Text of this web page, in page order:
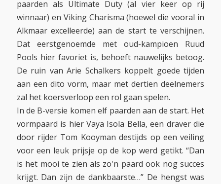
paarden als Ultimate Duty (al vier keer op rij
winnaar) en Viking Charisma (hoewel die vooral in
Alkmaar excelleerde) aan de start te verschijnen.
Dat eerstgenoemde met oud-kampioen Ruud
Pools hier favoriet is, behoeft nauwelijks betoog.
De ruin van Arie Schalkers koppelt goede tijden
aan een dito vorm, maar met dertien deelnemers
zal het koersverloop een rol gaan spelen.
In de B-versie komen elf paarden aan de start. Het
vormpaard is hier Vaya Isola Bella, een draver die
door rijder Tom Kooyman destijds op een veiling
voor een leuk prijsje op de kop werd getikt. “Dan
is het mooi te zien als zo'n paard ook nog succes
krijgt. Dan zijn de dankbaarste…” De hengst was